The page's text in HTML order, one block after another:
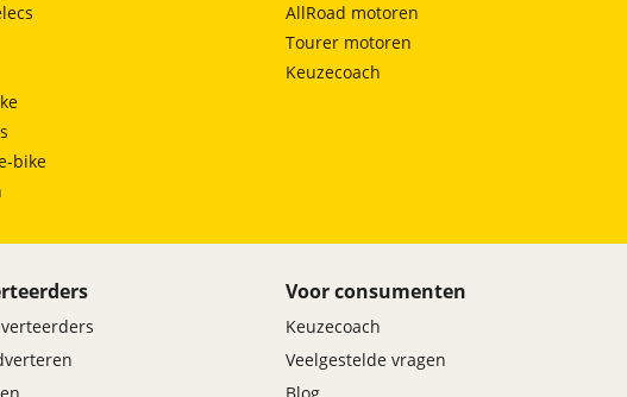
bike
AllRoad motoren
Tourer motoren
Keuzecoach
Voor consumenten
Keuzecoach
Veelgestelde vragen